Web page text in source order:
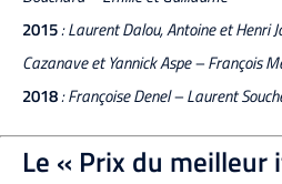
2015: Laurent Dalou, Antoine et Henri
Cazanave et Yannick Aspe – François
2018: Françoise Denel – Laurent
Le « Prix du meilleur